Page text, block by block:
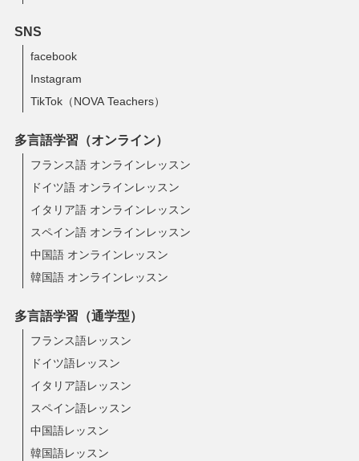
SNS
facebook
Instagram
TikTok（NOVA Teachers）
多言語学習（オンライン）
フランス語 オンラインレッスン
ドイツ語 オンラインレッスン
イタリア語 オンラインレッスン
スペイン語 オンラインレッスン
中国語 オンラインレッスン
韓国語 オンラインレッスン
多言語学習（通学型）
フランス語レッスン
ドイツ語レッスン
イタリア語レッスン
スペイン語レッスン
中国語レッスン
韓国語レッスン